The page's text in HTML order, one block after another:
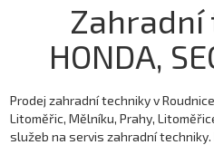
Zahradní
HONDA,
Prodej zahradní techniky v
Litoměřic, Mělníku, Prahy,
služeb na servis zahradní